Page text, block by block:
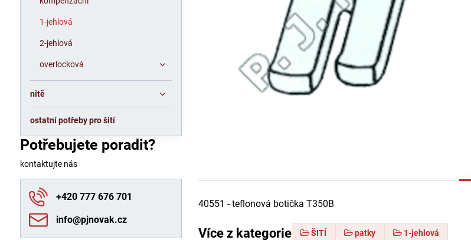
40551 - teflonová botička T350B
Více z kategorie ŠITÍ patky 1-jehlová
1-jehlová
2-jehlová
overlocková
nitě
ostatní potřeby pro šití
Potřebujete poradit?
kontaktujte nás
+420 777 676 701
info​@pjnovak​.cz